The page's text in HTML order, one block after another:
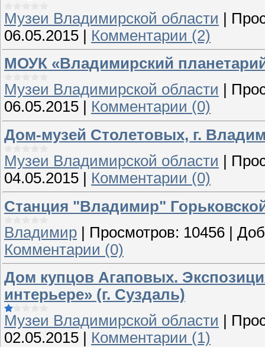
Музеи Владимирской области |
06.05.2015 | Комментарии (2)
МОУК «Владимирский
Музеи Владимирской области
06.05.2015
Комментарии (0)
Дом-музей Столетовых, г.
Музеи Владимирской области
04.05.2015
Комментарии (0)
Станция "Владимир"
Владимир | Просмотров: 10456 |
Комментарии (0)
Дом купцов Агаповых.
интерьере» (г. Суздаль)
Музеи Владимирской области
02.05.2015
Комментарии (1)